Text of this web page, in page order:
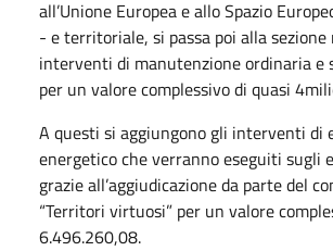
all’Unione Europea e allo Spazio
- e territoriale, si passa poi alla
interventi di manutenzione ordinaria e
per un valore complessivo di quasi
A questi si aggiungono gli interventi di
energetico che verranno eseguiti sugli
grazie all’aggiudicazione da parte del
“Territori virtuosi” per un valore
6.496.260,08.